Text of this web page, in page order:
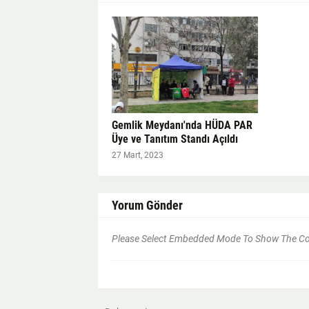
Gemlik Meydanı'nda HÜDA PAR
Üye ve Tanıtım Standı Açıldı
27 Mart, 2023
Yorum Gönder
Please Select Embedded Mode To Show The